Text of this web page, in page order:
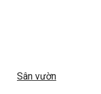
Sân vườn